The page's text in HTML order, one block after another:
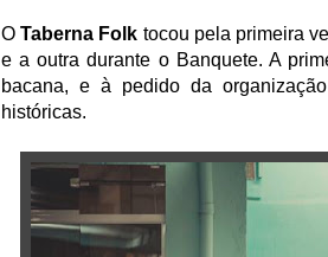
OTaberna Folk tocou pela primeira
e a outra durante o Banquete. A
bacana, e à pedido da
históricas.